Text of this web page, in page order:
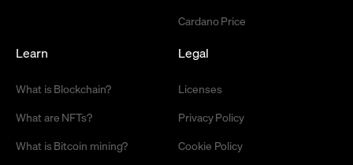
Cardano Price
Learn
What is Blockchain?
What are NFTs?
What is Bitcoin mining?
Legal
Licenses
Privacy Policy
Cookie Policy